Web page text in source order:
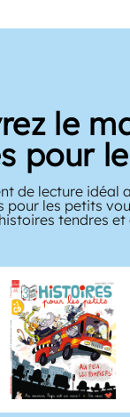
le
pour
de lecture idéal
pour les petits
tendres et